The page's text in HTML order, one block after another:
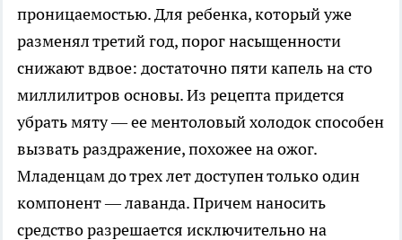
проницаемостью. Для ребенка, который уже
разменял третий год, порог насыщенности
снижают вдвое: достаточно пяти капель на сто
миллилитров основы. Из рецепта придется
убрать мяту — ее ментоловый холодок способен
вызвать раздражение, похожее на ожог.
Младенцам до трех лет доступен только один
компонент — лаванда. Причем наносить
средство разрешается исключительно на